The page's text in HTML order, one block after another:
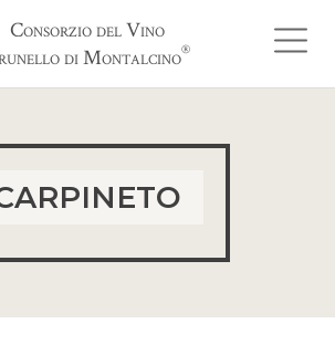
Consorzio del Vino
di Montalcino®